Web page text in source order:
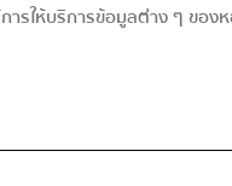
รให้บริการข้อมูลต่าง ๆ ของ